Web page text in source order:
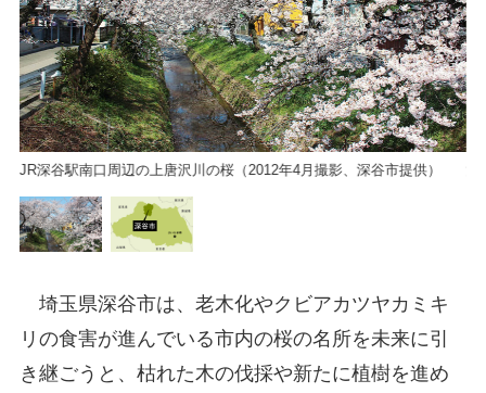
JR深谷駅南口周辺の上唐沢川の桜（2012年4月撮影、深谷市提供）
埼玉県深谷市は、老木化やクビアカツヤカミキ
リの食害が進んでいる市内の桜の名所を未来に引
き継ごうと、枯れた木の伐採や新たに植樹を進め